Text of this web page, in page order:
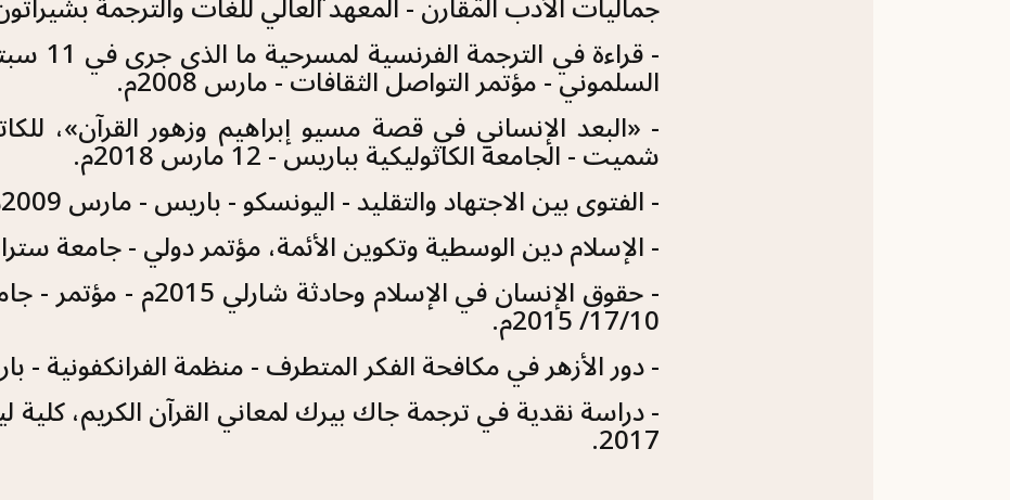
-
السلموني - مؤتمر التواصل الثقافات - مارس 2008م.
- «البعد الإنساني في قصة مسيو إبراهيم وزهور القرآن»،
شميت - الجامعة الكاثوليكية بباريس - 12 مارس 2018م.
- الفتوى بين الاجتهاد والتقليد - اليونسكو - باريس - مارس 2009م.
- الإسلام دين الوسطية وتكوين الأئمة، مؤتمر دولي - جامعة سترازبورج -
- حقوق الإنسان في الإسلام
17/10/ 2015م.
- دور الأزهر في مكافحة الفكر المتطرف - منظمة الفرانكفونية - باريس
- دراسة نقدية في ترجمة جاك بيرك لمعاني القرآن الكريم، كلية
2017.